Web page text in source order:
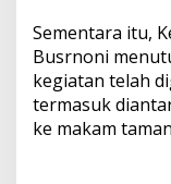
Sementara itu,
Busrnoni
kegiatan telah
termasuk
ke makam